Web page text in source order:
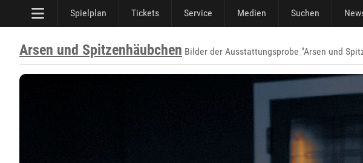
Spielplan Tickets Service Medien Suchen
Arsen und Spitzenhäubchen Bilder der Ausstattungsprobe "Arsen und